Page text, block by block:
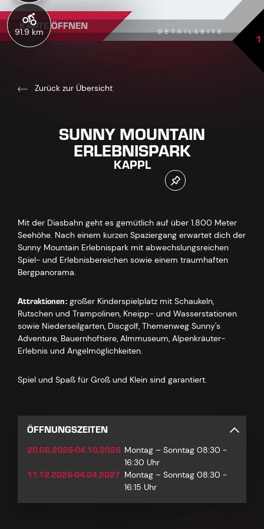
91.9 km
KARTE ÖFFNEN DETAILSEITE 1
Zurück zur Übersicht
SUNNY MOUNTAIN
ERLEBNISPARK
KAPPL
Mit der Diasbahn geht es gemütlich auf über 1.800 Meter
Seehöhe. Nach einem kurzen Spaziergang erwartet dich der
Sunny Mountain Erlebnispark mit abwechslungsreichen
Spiel- und Erlebnisbereichen sowie einem traumhaften
Bergpanorama.
Attraktionen: großer Kinderspielplatz mit Schaukeln,
Rutschen und Trampolinen, Kneipp- und Wasserstationen
sowie Niederseilgarten, Discgolf, Themenweg Sunny's
Adventure, Bauernhoftiere, Almmuseum, Alpenkräuter-
Erlebnis und Angelmöglichkeiten.
Spiel und Spaß für Groß und Klein sind garantiert.
ÖFFNUNGSZEITEN
20.06.2026-04.10.2026 Montag – Sonntag 08:30 -
16:30 Uhr
11.12.2026-04.04.2027 Montag – Sonntag 08:30 -
16:15 Uhr